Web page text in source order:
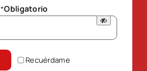
*Obligatorio
Recuérdame